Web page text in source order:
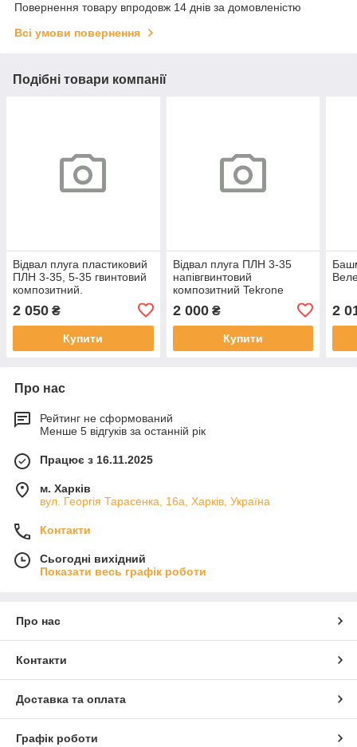
Повернення товару впродовж 14 днів за домовленістю
Всі умови повернення
Подібні товари компанії
Відвал плуга пластиковий
ПЛН 3-35, 5-35 гвинтовий
композитний.
2 050 ₴
Купити
Відвал плуга ПЛН 3-35
напівгвинтовий
композитний Tekrone
2 000₴
Купити
2
Про нас
Рейтинг не сформований
Менше 5 відгуків за останній рік
Працює з 16.11.2025
м. Харків
вул. Георгія Тарасенка, 16а, Харків, Україна
Контакти
Сьогодні вихідний
Показати весь графік роботи
Про нас
Контакти
Доставка та оплата
Графік роботи